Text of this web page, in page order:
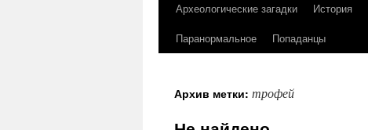
Перейти
Археологические загадки История
Паранормальное
Попаданцы
Архив метки: трофей